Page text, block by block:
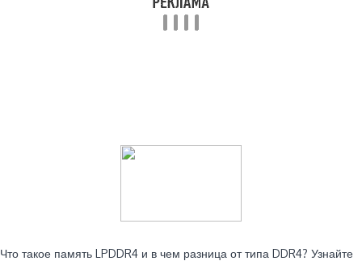
Что такое память LPDDR4 и в чем разница от типа DDR4? Узнайте